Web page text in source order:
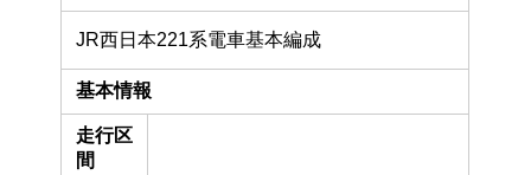
JR西日本221系電車基本編成
基本情報
走行区
間